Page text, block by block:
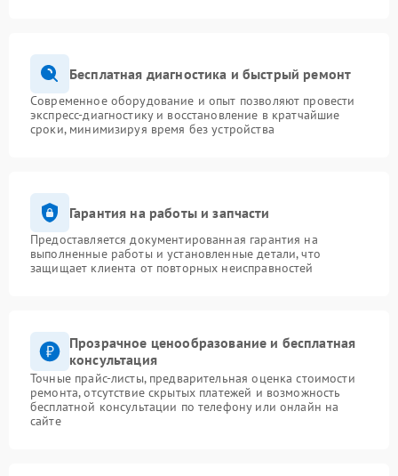
Бесплатная диагностика и быстрый ремонт
Современное оборудование и опыт позволяют провести
экспресс-диагностику и восстановление в кратчайшие
сроки, минимизируя время без устройства
Гарантия на работы и запчасти
Предоставляется документированная гарантия на
выполненные работы и установленные детали, что
защищает клиента от повторных неисправностей
Прозрачное ценообразование и бесплатная
консультация
Точные прайс-листы, предварительная оценка стоимости
ремонта, отсутствие скрытых платежей и возможность
бесплатной консультации по телефону или онлайн на
сайте